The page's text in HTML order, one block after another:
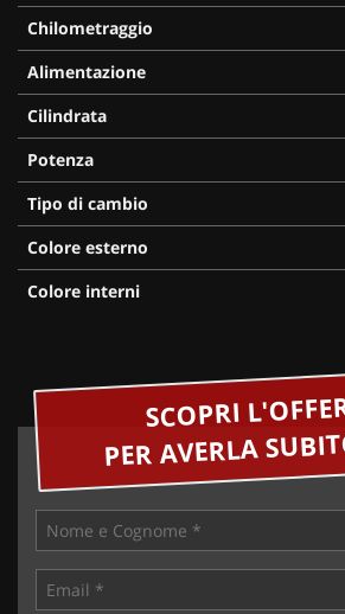
Chilometraggio
Alimentazione
Cilindrata
Potenza
Tipo di cambio
Colore esterno
Colore interni
SCOPRI
PER AVERLA